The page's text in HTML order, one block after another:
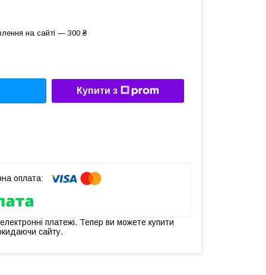
на сайті — 300 ₴
Купити з
платежі. Тепер ви можете купити
сайту.